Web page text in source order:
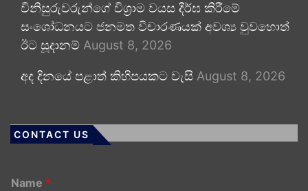
විනිසුරුවරුන්ගේ විශ්‍රාම වයස දීර්ඝ කිරීමේ
සංශෝධනයට ජනමත විචාරණයක් අවශ්‍ය වුවහොත්
ඊට සූදානම් August 8, 2026
අද දිනයේ පළාත් කිහිපයකට වැසි August 8, 2026
CONTACT US
Name *